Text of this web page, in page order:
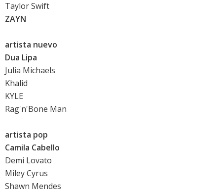
Taylor Swift
ZAYN
artista nuevo
Dua Lipa
Julia Michaels
Khalid
KYLE
Rag'n'Bone Man
artista pop
Camila Cabello
Demi Lovato
Miley Cyrus
Shawn Mendes